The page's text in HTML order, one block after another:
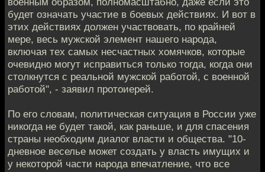
будет означать участие в боевых действиях. И вот в
этих действиях должен участвовать, по крайней
мере, весь мужской элемент нашего народа,
включая тех самых несчастных хомячков, которые
очевидно могут исправиться только тогда, когда они
столкнутся с реальной мужской работой, с военной
работой", - заявил протоиерей.
По его словам, политическая ситуация в России уже
никогда не будет такой, как раньше, и для спасения
страны необходим диалог власти и общества. "10-
дневное веселье может создать у власть имущих и
у некоторой части народа впечатление, что все